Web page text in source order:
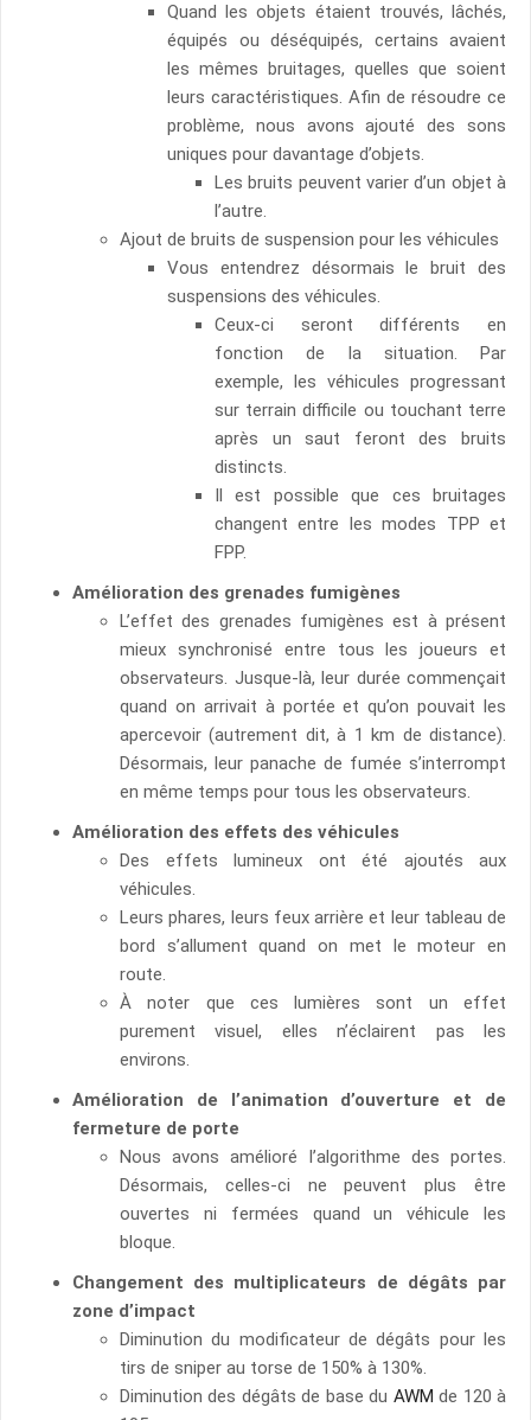
Quand les objets étaient trouvés, lâchés,
équipés ou déséquipés, certains avaient
les mêmes bruitages, quelles que soient
leurs caractéristiques. Afin de résoudre ce
problème, nous avons ajouté des sons
uniques pour davantage d’objets.
Les bruits peuvent varier d’un objet à
l’autre.
Ajout de bruits de suspension pour les véhicules
Vous entendrez désormais le bruit des
suspensions des véhicules.
Ceux-ci seront différents en
fonction de la situation. Par
exemple, les véhicules progressant
sur terrain difficile ou touchant terre
après un saut feront des bruits
distincts.
Il est possible que ces bruitages
changent entre les modes TPP et
FPP.
Amélioration des grenades fumigènes
L’effet des grenades fumigènes est à présent
mieux synchronisé entre tous les joueurs et
observateurs. Jusque-là, leur durée commençait
quand on arrivait à portée et qu’on pouvait les
apercevoir (autrement dit, à 1 km de distance).
Désormais, leur panache de fumée s’interrompt
en même temps pour tous les observateurs.
Amélioration des effets des véhicules
Des effets lumineux ont été ajoutés aux
véhicules.
Leurs phares, leurs feux arrière et leur tableau de
bord s’allument quand on met le moteur en
route.
À noter que ces lumières sont un effet
purement visuel, elles n’éclairent pas les
environs.
Amélioration de l’animation d’ouverture et de
fermeture de porte
Nous avons amélioré l’algorithme des portes.
Désormais, celles-ci ne peuvent plus être
ouvertes ni fermées quand un véhicule les
bloque.
Changement des multiplicateurs de dégâts par
zone d’impact
Diminution du modificateur de dégâts pour les
tirs de sniper au torse de 150% à 130%.
Diminution des dégâts de base du AWM de 120 à